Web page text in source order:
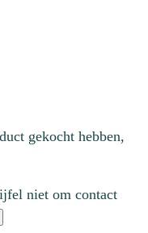
gekocht hebben,
niet om contact